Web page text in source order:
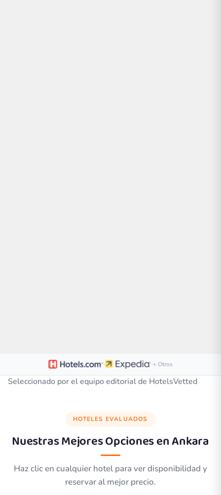
· ·+ Otros
Seleccionado por el equipo editorial de HotelsVetted
HOTELES EVALUADOS
Nuestras Mejores Opciones enAnkara
Haz clic en cualquier hotel para ver disponibilidad y
reservar al mejor precio.